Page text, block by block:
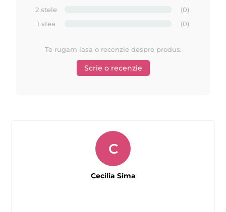
2 stele
(0)
1 stea
(0)
Te rugam lasa o recenzie despre produs.
Scrie o recenzie
C
Cecilia Sima